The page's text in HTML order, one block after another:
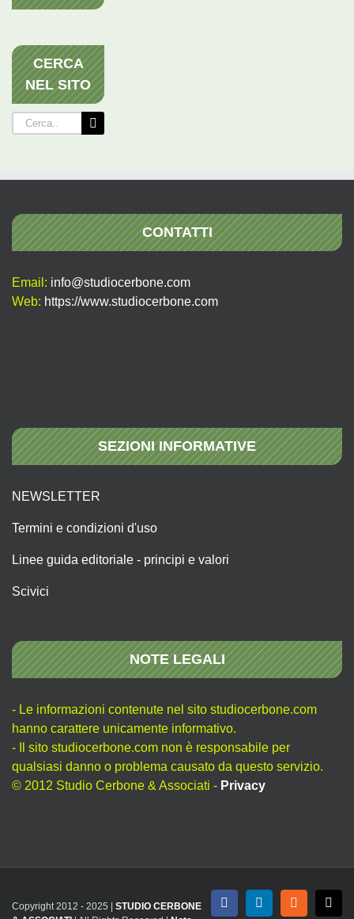
CERCA
NEL SITO
Cerca
per:
CONTATTI
Email: info@studiocerbone.com
Web: https://www.studiocerbone.com
SEZIONI INFORMATIVE
NEWSLETTER
Termini e condizioni d'uso
Linee guida editoriale - principi e valori
Scivici
NOTE LEGALI
- Le informazioni contenute nel sito studiocerbone.com
hanno carattere unicamente informativo.
- Il sito studiocerbone.com non è responsabile per
qualsiasi danno o problema causato da questo servizio.
© 2012 Studio Cerbone & Associati - Privacy
Copyright 2012 - 2025 | STUDIO CERBONE
FacebookLinkedInRss X